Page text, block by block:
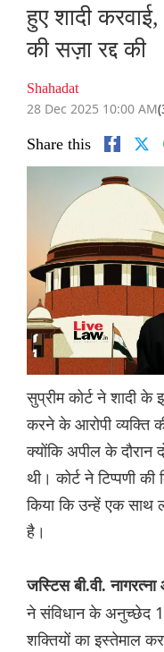
हुए शादी
की सज़ा रद्द की
Shahadat
28 Dec 2025 10:00 AM
Share this
सुप्रीम कोर्ट ने शादी के
करने के आरोपी व्यक्ति
क्योंकि अपील के दौरान
थी। कोर्ट ने टिप्पणी
किया कि उन्हें एक साथ
है।
जस्टिस बी.वी.
ने संविधान के अनुच्छेद
शक्तियों का इस्तेमाल